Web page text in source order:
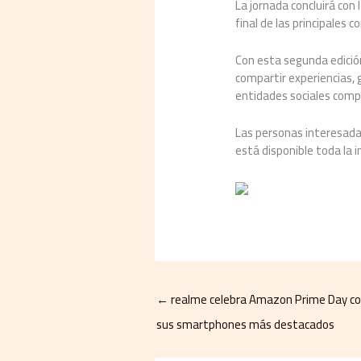
La jornada concluirá
final de las principales
Con esta segunda
compartir
entidades sociales
Las personas
está disponible toda la
← realme celebra Amazon Prime Day
sus smartphones más destacados